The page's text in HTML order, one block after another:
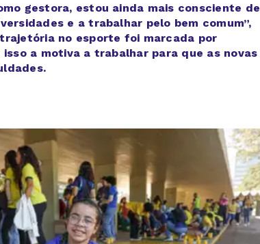
gestora, estou ainda mais consciente de
e a trabalhar pelo bem comum”,
no esporte foi marcada por
a motiva a trabalhar para que as novas